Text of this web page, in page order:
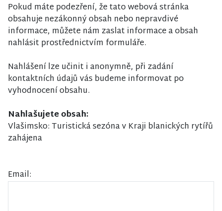
Pokud máte podezření, že tato webová stránka
obsahuje nezákonný obsah nebo nepravdivé
informace, můžete nám zaslat informace a obsah
nahlásit prostřednictvím formuláře.
Nahlášení lze učinit i anonymně, při zadání
kontaktních údajů vás budeme informovat po
vyhodnocení obsahu.
Nahlašujete obsah:
Vlašimsko: Turistická sezóna v Kraji blanických rytířů
zahájena
Email: